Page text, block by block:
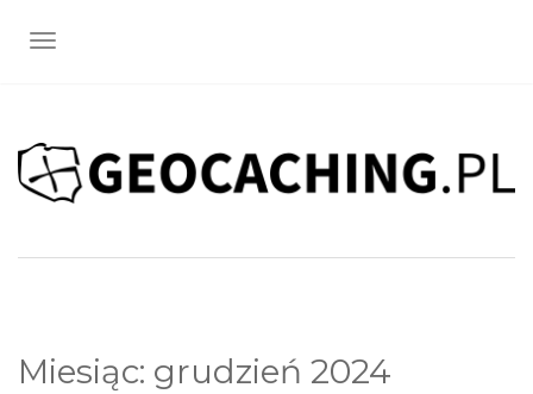
TOGGLE NAVIGATION
Miesiąc: grudzień 2024